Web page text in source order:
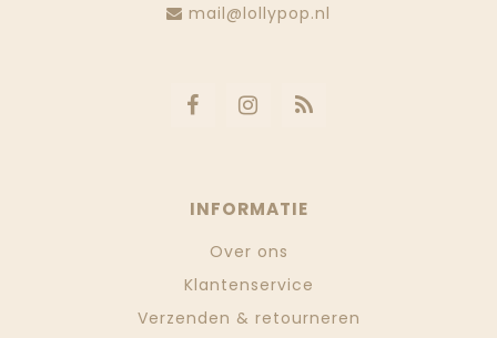
mail@lollypop.nl
INFORMATIE
Over ons
Klantenservice
Verzenden & retourneren